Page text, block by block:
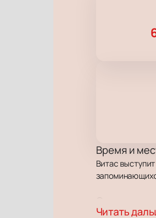
Время и
Витас
Витас
Читать